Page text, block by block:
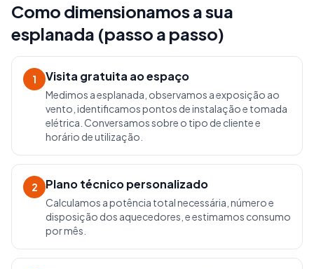
Como dimensionamos a sua
esplanada (passo a passo)
1 Visita gratuita ao espaço
Medimos a esplanada, observamos a exposição ao
vento, identificamos pontos de instalação e tomada
elétrica. Conversamos sobre o tipo de cliente e
horário de utilização.
2 Plano técnico personalizado
Calculamos a potência total necessária, número e
disposição dos aquecedores, e estimamos consumo
por mês.